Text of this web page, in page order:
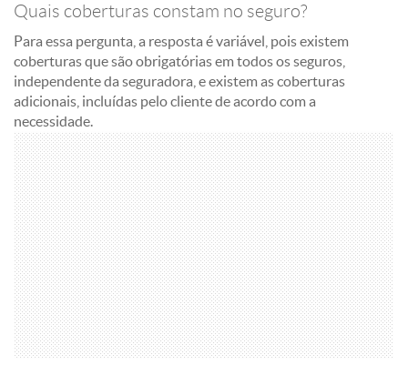
Quais coberturas constam no seguro?
Para essa pergunta, a resposta é variável, pois existem
coberturas que são obrigatórias em todos os seguros,
independente da seguradora, e existem as coberturas
adicionais, incluídas pelo cliente de acordo com a
necessidade.